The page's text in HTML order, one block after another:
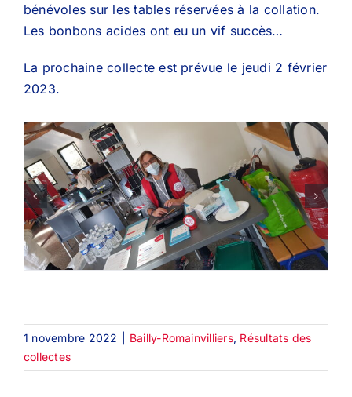
bénévoles sur les tables réservées à la collation.
Les bonbons acides ont eu un vif succès…
La prochaine collecte est prévue le jeudi 2 février
2023.
1 novembre 2022 Bailly-Romainvilliers, Résultats des
collectes